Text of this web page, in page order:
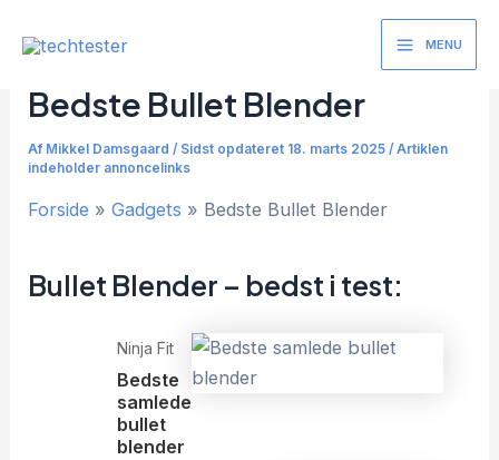
Main
MENU
Bedste Bullet Blender
Af Mikkel Damsgaard/ Sidst opdateret 18. marts 2025 / Artiklen
indeholder annoncelinks
Forside Gadgets Bedste Bullet Blender
Bullet Blender – bedst i test:
Ninja Fit
Bedste
samlede
bullet
blender